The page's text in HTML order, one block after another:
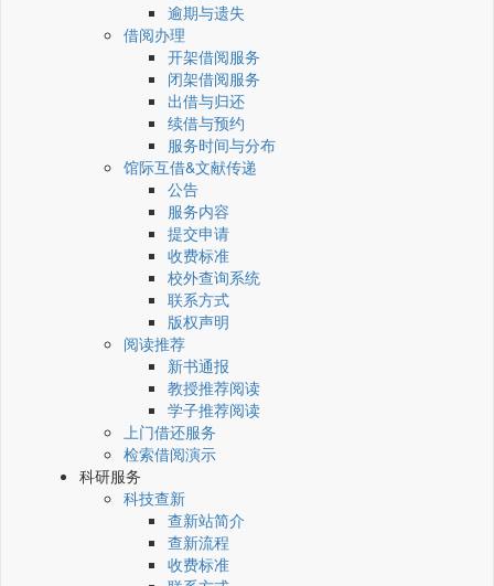
逾期与遗失
借阅办理
开架借阅服务
闭架借阅服务
出借与归还
续借与预约
服务时间与分布
馆际互借&文献传递
公告
服务内容
提交申请
收费标准
校外查询系统
联系方式
版权声明
阅读推荐
新书通报
教授推荐阅读
学子推荐阅读
上门借还服务
检索借阅演示
科研服务
科技查新
查新站简介
查新流程
收费标准